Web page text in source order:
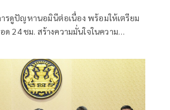
ารดูปัญหานอมินีต่อเนื่อง พร้อมให้เตรียม
24 ชม. สร้างความมั่นใจในความ